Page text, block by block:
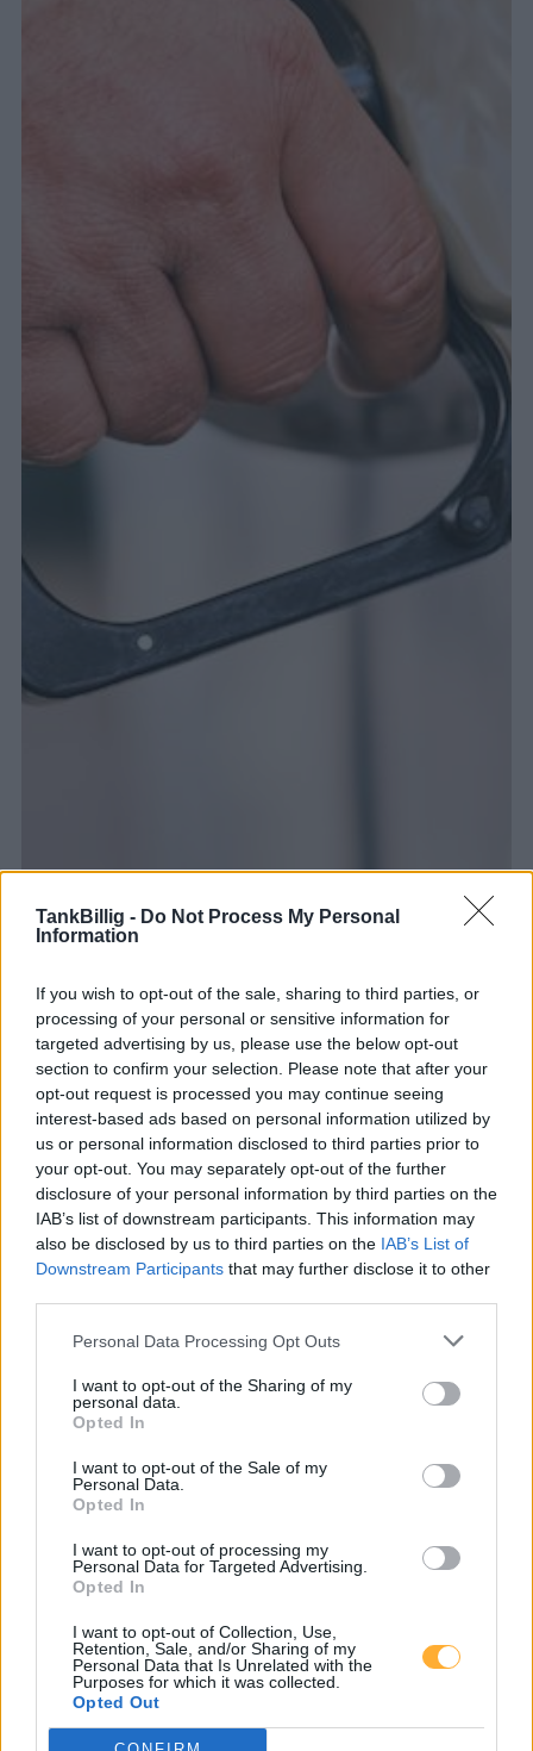
TankBillig - Do Not Process My Personal
Information
If you wish to opt-out of the sale, sharing to third parties, or
processing of your personal or sensitive information for
targeted advertising by us, please use the below opt-out
section to confirm your selection. Please note that after your
opt-out request is processed you may continue seeing
interest-based ads based on personal information utilized by
us or personal information disclosed to third parties prior to
your opt-out. You may separately opt-out of the further
disclosure of your personal information by third parties on the
IAB’s list of downstream participants. This information may
also be disclosed by us to third parties on the IAB’s List of
Downstream Participants that may further disclose it to other
Personal Data Processing Opt Outs
I want to opt-out of the Sharing of my
personal data.
Opted In
I want to opt-out of the Sale of my
Personal Data.
Opted In
I want to opt-out of processing my
Personal Data for Targeted Advertising.
Opted In
I want to opt-out of Collection, Use,
Retention, Sale, and/or Sharing of my
Personal Data that Is Unrelated with the
Purposes for which it was collected.
Opted Out
Preisabzocke an
deutschen
Tankstellen: Über
11.000 Betreiber